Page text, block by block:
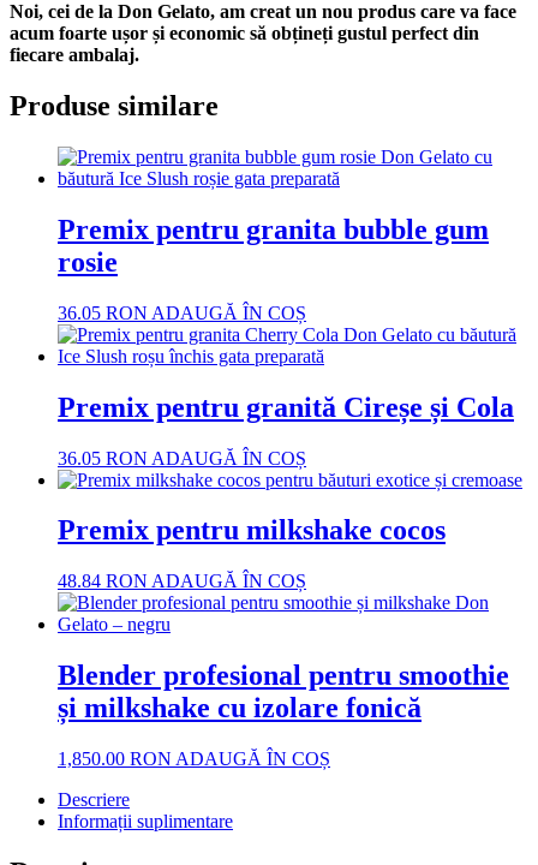
Noi, cei de la Don Gelato, am creat un nou produs care va face
acum foarte ușor și economic să obțineți gustul perfect din
fiecare ambalaj.
Produse similare
Premix pentru granita bubble gum
rosie
36.05 RON ADAUGĂ ÎN COȘ
Premix pentru granită Cireșe și Cola
36.05 RON ADAUGĂ ÎN COȘ
Premix pentru milkshake cocos
48.84 RON ADAUGĂ ÎN COȘ
Blender profesional pentru smoothie
și milkshake cu izolare fonică
1,850.00 RON ADAUGĂ ÎN COȘ
Descriere
Informații suplimentare